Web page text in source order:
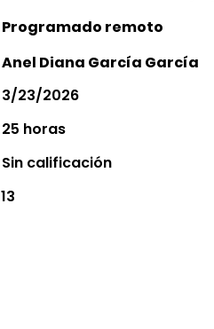
Programado remoto
Anel Diana García García
3/23/2026
25 horas
Sin calificación
13